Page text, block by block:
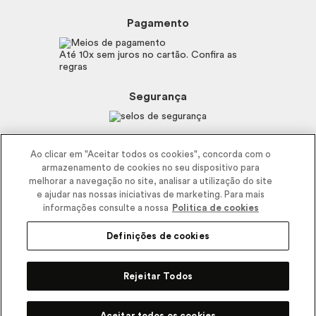
Código de defesa do consumidor
Trabalhe com a gente
Recomendações Covid19
Fale Conosco
E-mail
Pagamento
Até 10x sem juros no cartão. Confira as
regras
Segurança
CEP 11900-000 | CNPJ/MF 11.137.051/0406-41 IE 574.066.180.111
Pode Confiar
Ao clicar em "Aceitar todos os cookies", concorda com o
armazenamento de cookies no seu dispositivo para
melhorar a navegação no site, analisar a utilização do site
e ajudar nas nossas iniciativas de marketing. Para mais
informações consulte a nossa
Politica de cookies
Definições de cookies
Rejeitar Todos